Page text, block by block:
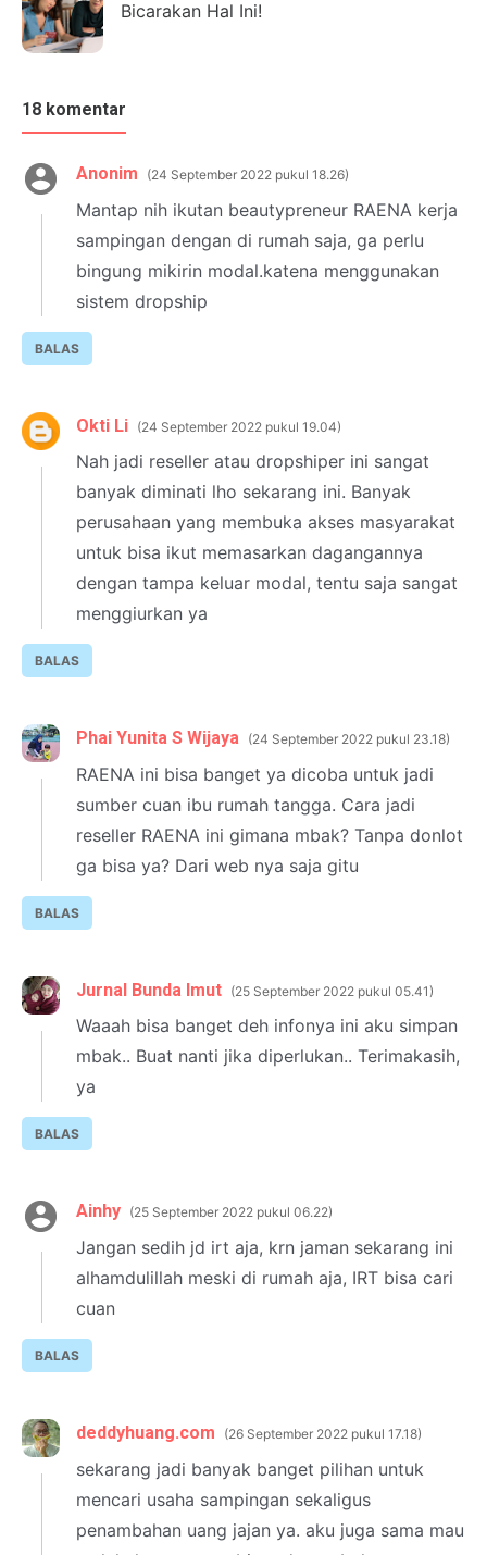
Bicarakan Hal Ini!
18 komentar
Anonim 24 September 2022 pukul 18.26
Mantap nih ikutan beautypreneur RAENA kerja
sampingan dengan di rumah saja, ga perlu
bingung mikirin modal.katena menggunakan
sistem dropship
BALAS
Okti Li 24 September 2022 pukul 19.04
Nah jadi reseller atau dropshiper ini sangat
banyak diminati lho sekarang ini. Banyak
perusahaan yang membuka akses masyarakat
untuk bisa ikut memasarkan dagangannya
dengan tampa keluar modal, tentu saja sangat
menggiurkan ya
BALAS
Phai Yunita S Wijaya 24 September 2022 pukul 23.18
RAENA ini bisa banget ya dicoba untuk jadi
sumber cuan ibu rumah tangga. Cara jadi
reseller RAENA ini gimana mbak? Tanpa donlot
ga bisa ya? Dari web nya saja gitu
BALAS
Jurnal Bunda Imut 25 September 2022 pukul 05.41
Waaah bisa banget deh infonya ini aku simpan
mbak.. Buat nanti jika diperlukan.. Terimakasih,
ya
BALAS
Ainhy 25 September 2022 pukul 06.22
Jangan sedih jd irt aja, krn jaman sekarang ini
alhamdulillah meski di rumah aja, IRT bisa cari
cuan
BALAS
deddyhuang.com 26 September 2022 pukul 17.18
sekarang jadi banyak banget pilihan untuk
mencari usaha sampingan sekaligus
penambahan uang jajan ya. aku juga sama mau